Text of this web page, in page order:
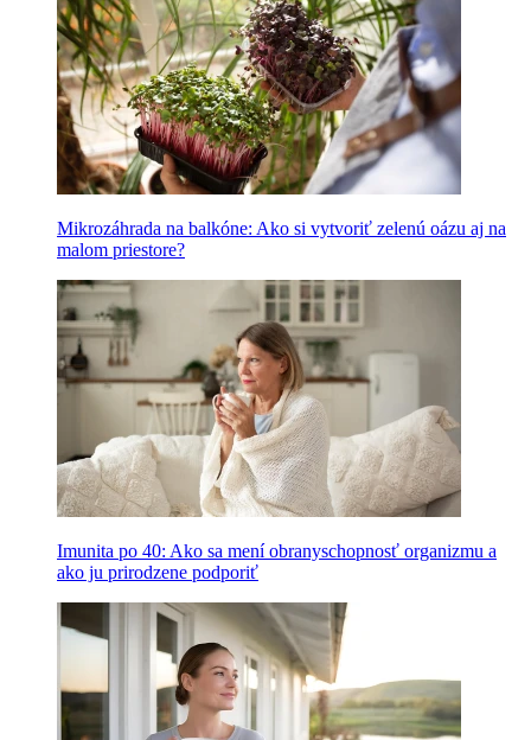
Mikrozáhrada na balkóne: Ako si vytvoriť zelenú oázu aj na
malom priestore?
Imunita po 40: Ako sa mení obranyschopnosť organizmu a
ako ju prirodzene podporiť